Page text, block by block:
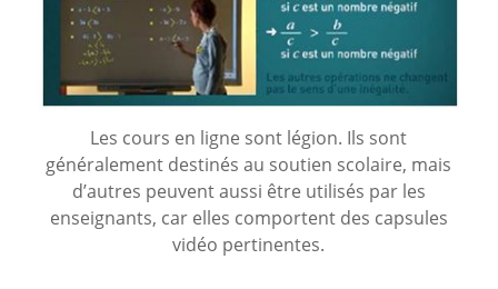
Les cours en ligne sont légion. Ils sont
généralement destinés au soutien scolaire, mais
d’autres peuvent aussi être utilisés par les
enseignants, car elles comportent des capsules
vidéo pertinentes.